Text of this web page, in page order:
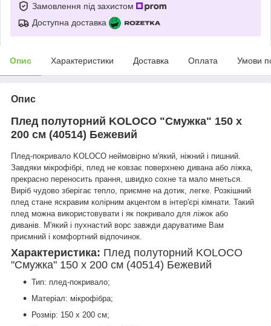
Замовлення під захистом
Доступна доставка
Опис Характеристики Доставка Оплата Умови
Опис
Плед полуторний KOLOCO "Смужка" 150 х
200 см (40514) Бежевий
Плед-покривало KOLOCO неймовірно м'який, ніжний і пишний.
Завдяки мікрофібрі, плед не ковзає поверхнею дивана або ліжка,
прекрасно переносить прання, швидко сохне та мало мнеться.
Виріб чудово зберігає тепло, приємне на дотик, легке. Розкішний
плед стане яскравим колірним акцентом в інтер'єрі кімнати. Такий
плед можна використовувати і як покривало для ліжок або
диванів. М'який і пухнастий ворс завжди даруватиме Вам
приємний і комфортний відпочинок.
Характеристика: Плед полуторний KOLOCO
"Смужка" 150 х 200 см (40514) Бежевий
Тип: плед-покривало;
Матеріал: мікрофібра;
Розмір: 150 х 200 см;